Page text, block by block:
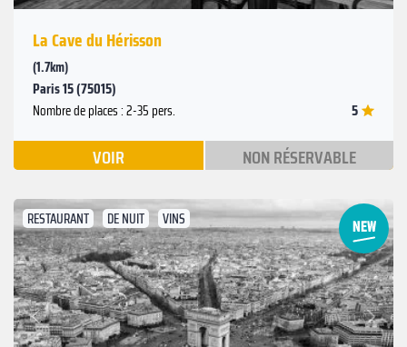
La Cave du Hérisson
(1.7km)
Paris 15 (75015)
Nombre de places : 2-35 pers. 5
VOIR NON RÉSERVABLE
RESTAURANT DE NUIT VINS
Précédent
Suivant